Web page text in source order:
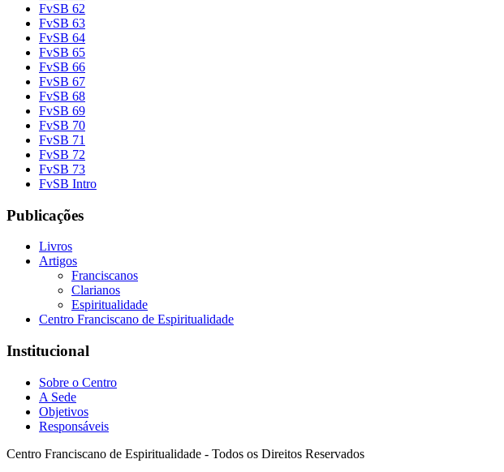
FvSB 62
FvSB 63
FvSB 64
FvSB 65
FvSB 66
FvSB 67
FvSB 68
FvSB 69
FvSB 70
FvSB 71
FvSB 72
FvSB 73
FvSB Intro
Publicações
Livros
Artigos
Franciscanos
Clarianos
Espiritualidade
Centro Franciscano de Espiritualidade
Institucional
Sobre o Centro
A Sede
Objetivos
Responsáveis
Centro Franciscano de Espiritualidade - Todos os Direitos Reservados